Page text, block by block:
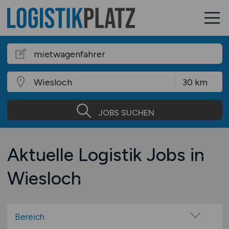
JOBS SUCHEN
Aktuelle Logistik Jobs in
Wiesloch
Bereich